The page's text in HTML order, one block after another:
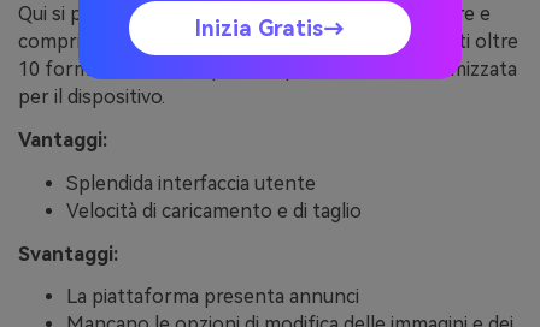
Qui si possono facilmente unire, tagliare, convertire e
comprimere i file audio. Vengono inoltre supportati oltre
10 formati audio, compresa l'opzione iPhone ottimizzata
per il dispositivo.
Vantaggi:
Splendida interfaccia utente
Velocità di caricamento e di taglio
Svantaggi:
La piattaforma presenta annunci
Inizia Gratis→